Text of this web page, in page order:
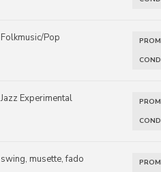
Folkmusic/Pop
Jazz Experimental
swing, musette, fado